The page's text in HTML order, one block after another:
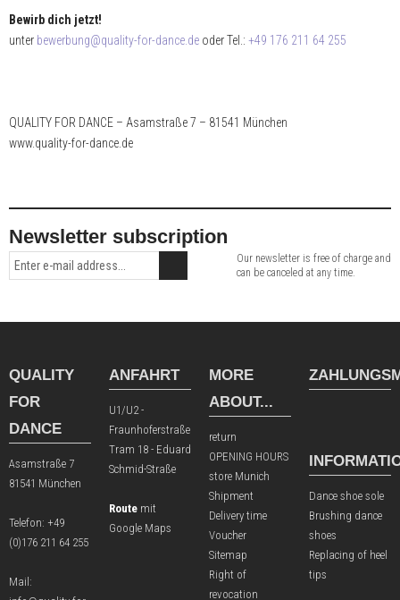
Bewirb dich jetzt!
unter bewerbung@quality-for-dance.de oder Tel.: +49 176 211 64 255
QUALITY FOR DANCE – Asamstraße 7 – 81541 München
www.quality-for-dance.de
Newsletter subscription
Our newsletter is free of charge and
can be canceled at any time.
QUALITY
FOR
DANCE
Asamstraße 7
81541 München
Telefon: +49
(0)176 211 64 255
Mail:
ANFAHRT
U1/U2 -
Fraunhoferstraße
Tram 18 - Eduard
Schmid-Straße
Route mit
Google Maps
MORE
ABOUT...
return
OPENING HOURS
store Munich
Shipment
Delivery time
Voucher
Sitemap
Right of
revocation
Dance shoe sole
Brushing dance
shoes
Replacing of heel
tips